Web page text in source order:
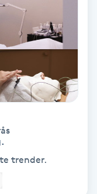
trender.